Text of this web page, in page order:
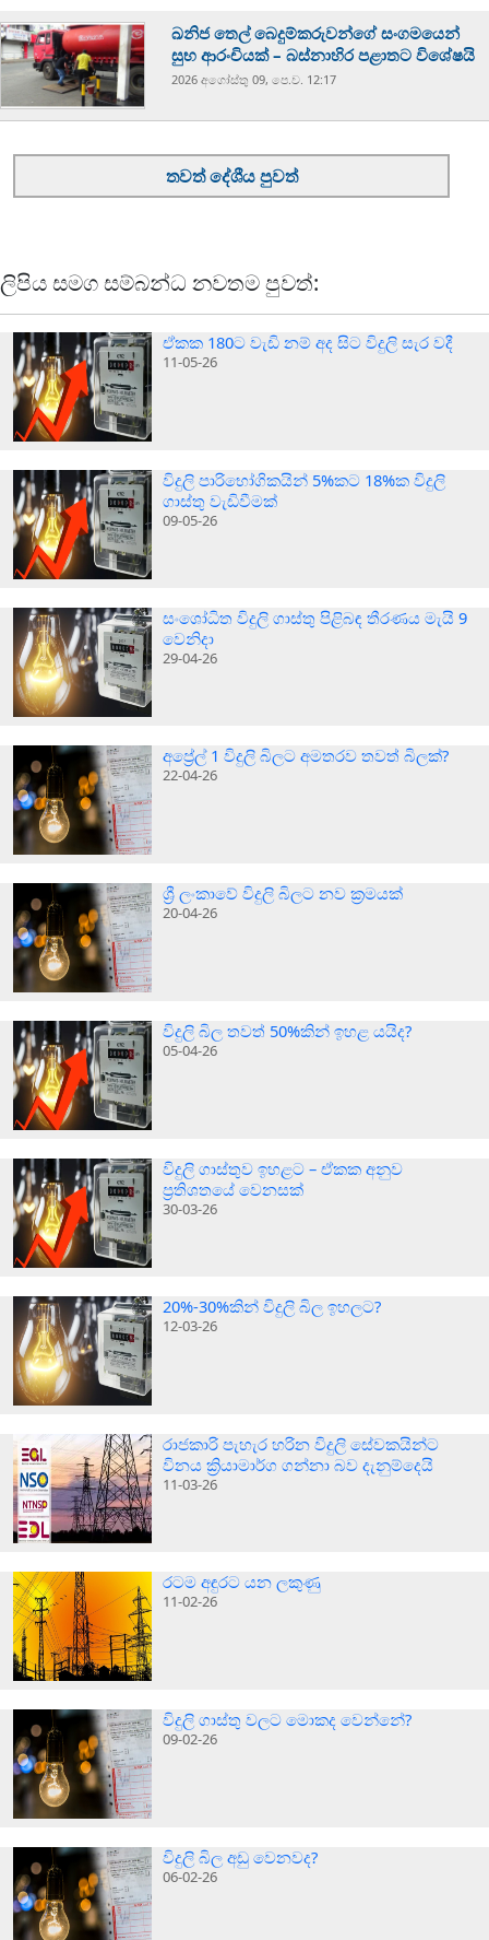
ඛනිජ තෙල් බෙදුම්කරුවන්ගේ සංගමයෙන්
සුභ ආරංචියක් – බස්නාහිර පළාතට විශේෂයි
2026 අගෝස්‍තු 09, පෙ.ව. 12:17
තවත් දේශීය පුවත්
ලිපිය සමග සම්බන්ධ නවතම පුවත්:
ඒකක 180ට වැඩි නම් අද සිට විදුලි සැර වදී
11-05-26
විදුලි පාරිභෝගිකයින් 5%කට 18%ක විදුලි
ගාස්තු වැඩිවීමක්
09-05-26
සංශෝධිත විදුලි ගාස්තු පිළිබඳ තීරණය මැයි 9
වෙනිදා
29-04-26
අප්‍රේල් 1 විදුලි බිලට අමතරව තවත් බිලක්?
22-04-26
ශ්‍රී ලංකාවේ විදුලි බිලට නව ක්‍රමයක්
20-04-26
විදුලි බිල තවත් 50%කින් ඉහළ යයිද?
05-04-26
විදුලි ගාස්තුව ඉහළට – ඒකක අනුව
ප්‍රතිශතයේ වෙනසක්
30-03-26
20%-30%කින් විදුලි බිල ඉහලට?
12-03-26
රාජකාරි පැහැර හරින විදුලි සේවකයින්ට
විනය ක්‍රියාමාර්ග ගන්නා බව දැනුම්දෙයි
11-03-26
රටම අඳුරට යන ලකුණු
11-02-26
විදුලි ගාස්තු වලට මොකද වෙන්නේ?
09-02-26
විදුලි බිල අඩු වෙනවද?
06-02-26